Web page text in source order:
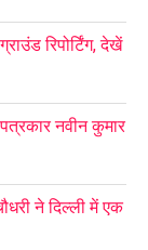
रिपोर्टिंग, देखें
नवीन कुमार
ने दिल्ली में एक